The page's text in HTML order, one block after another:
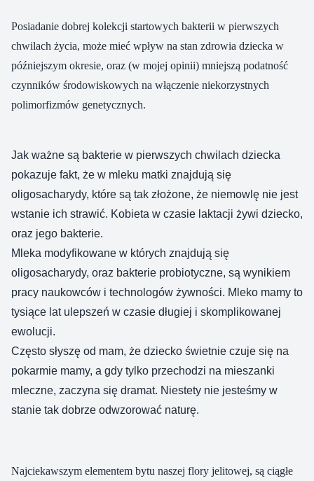
Posiadanie dobrej kolekcji startowych bakterii w pierwszych
chwilach życia, może mieć wpływ na stan zdrowia dziecka w
późniejszym okresie, oraz (w mojej opinii) mniejszą podatność
czynników środowiskowych na włączenie niekorzystnych
polimorfizmów genetycznych.
Jak ważne są bakterie w pierwszych chwilach dziecka
pokazuje fakt, że w mleku matki znajdują się
oligosacharydy, które są tak złożone, że niemowlę nie jest
wstanie ich strawić. Kobieta w czasie laktacji żywi dziecko,
oraz jego bakterie.
Mleka modyfikowane w których znajdują się
oligosacharydy, oraz bakterie probiotyczne, są wynikiem
pracy naukowców i technologów żywności. Mleko mamy to
tysiące lat ulepszeń w czasie długiej i skomplikowanej
ewolucji.
Często słyszę od mam, że dziecko świetnie czuje się na
pokarmie mamy, a gdy tylko przechodzi na mieszanki
mleczne, zaczyna się dramat. Niestety nie jesteśmy w
stanie tak dobrze odwzorować naturę.
Najciekawszym elementem bytu naszej flory jelitowej, są ciągłe